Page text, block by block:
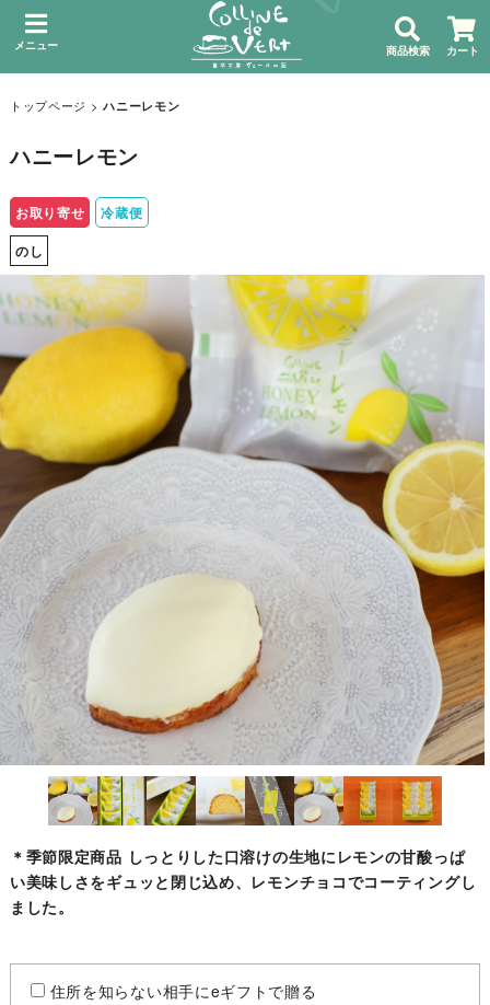
メニュー 商品検索 カート
トップページ >ハニーレモン
ハニーレモン
お取り寄せ
冷蔵便
のし
＊季節限定商品 しっとりした口溶けの生地にレモンの甘酸っぱ
い美味しさをギュッと閉じ込め、レモンチョコでコーティングし
ました。
住所を知らない相手にeギフトで贈る